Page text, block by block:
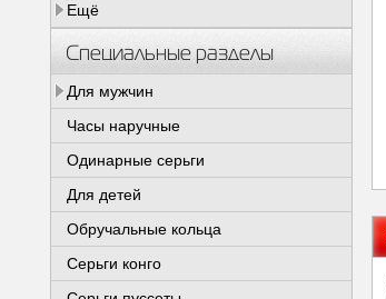
Ещё
Специальные разделы
Для мужчин
Часы наручные
Одинарные серьги
Для детей
Обручальные кольца
Серьги конго